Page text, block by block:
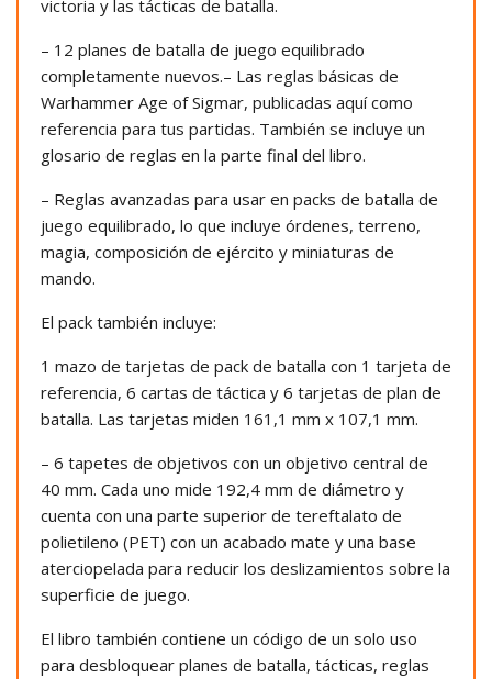
victoria y las tácticas de batalla.
– 12 planes de batalla de juego equilibrado
completamente nuevos.– Las reglas básicas de
Warhammer Age of Sigmar, publicadas aquí como
referencia para tus partidas. También se incluye un
glosario de reglas en la parte final del libro.
– Reglas avanzadas para usar en packs de batalla de
juego equilibrado, lo que incluye órdenes, terreno,
magia, composición de ejército y miniaturas de
mando.
El pack también incluye:
1 mazo de tarjetas de pack de batalla con 1 tarjeta de
referencia, 6 cartas de táctica y 6 tarjetas de plan de
batalla. Las tarjetas miden 161,1 mm x 107,1 mm.
– 6 tapetes de objetivos con un objetivo central de
40 mm. Cada uno mide 192,4 mm de diámetro y
cuenta con una parte superior de tereftalato de
polietileno (PET) con un acabado mate y una base
aterciopelada para reducir los deslizamientos sobre la
superficie de juego.
El libro también contiene un código de un solo uso
para desbloquear planes de batalla, tácticas, reglas